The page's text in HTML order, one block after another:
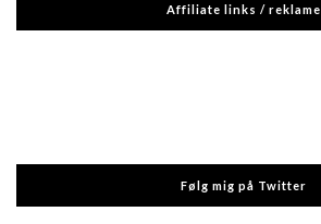
Affiliate links / reklame
Følg mig på Twitter